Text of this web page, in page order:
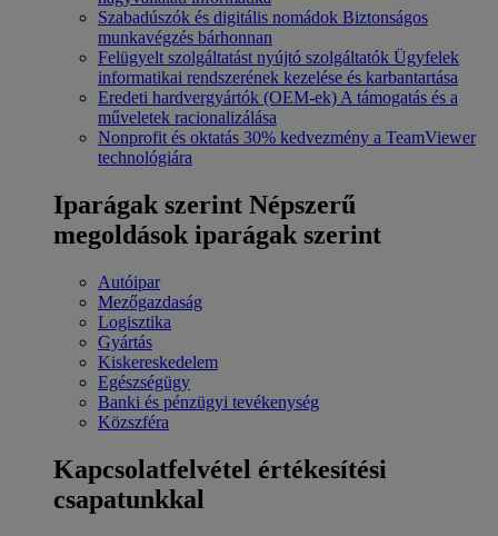
Szabadúszók és digitális nomádok Biztonságos
munkavégzés bárhonnan
Felügyelt szolgáltatást nyújtó szolgáltatók Ügyfelek
informatikai rendszerének kezelése és karbantartása
Eredeti hardvergyártók (OEM-ek)A támogatás és a
műveletek racionalizálása
Nonprofit és oktatás 30% kedvezmény a TeamViewer
technológiára
Iparágak szerint Népszerű
megoldások iparágak szerint
Autóipar
Mezőgazdaság
Logisztika
Gyártás
Kiskereskedelem
Egészségügy
Banki és pénzügyi tevékenység
Közszféra
Kapcsolatfelvétel értékesítési
csapatunkkal